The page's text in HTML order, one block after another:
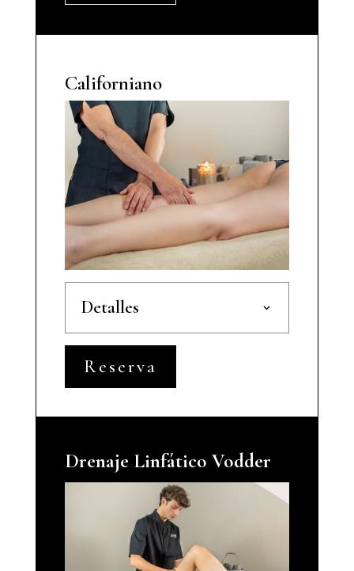
Californiano
Detalles
Reserva
Drenaje Linfático Vodder